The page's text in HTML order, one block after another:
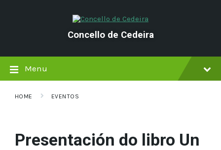
Concello de Cedeira
Menu
HOME EVENTOS
Presentación do libro Un